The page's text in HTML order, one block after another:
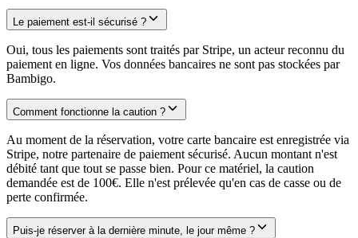
Le paiement est-il sécurisé ?
Oui, tous les paiements sont traités par Stripe, un acteur reconnu du
paiement en ligne. Vos données bancaires ne sont pas stockées par
Bambigo.
Comment fonctionne la caution ?
Au moment de la réservation, votre carte bancaire est enregistrée via
Stripe, notre partenaire de paiement sécurisé. Aucun montant n'est
débité tant que tout se passe bien. Pour ce matériel, la caution
demandée est de 100€. Elle n'est prélevée qu'en cas de casse ou de
perte confirmée.
Puis-je réserver à la dernière minute, le jour même ?